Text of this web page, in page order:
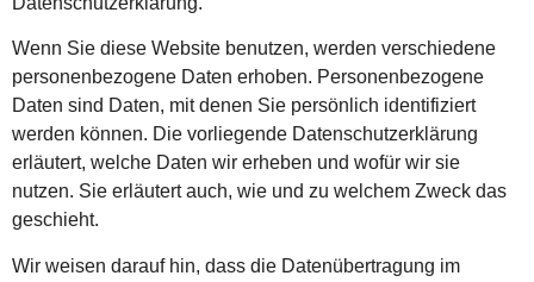
Wenn Sie diese Website benutzen, werden verschiedene
personenbezogene Daten erhoben. Personenbezogene
Daten sind Daten, mit denen Sie persönlich identifiziert
werden können. Die vorliegende Datenschutzerklärung
erläutert, welche Daten wir erheben und wofür wir sie
nutzen. Sie erläutert auch, wie und zu welchem Zweck das
geschieht.
Wir weisen darauf hin, dass die Datenübertragung im